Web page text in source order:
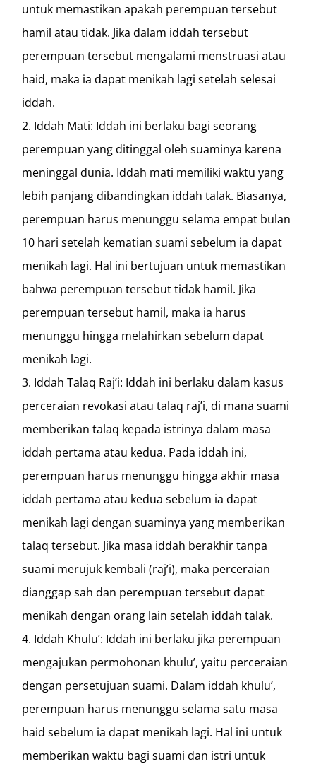
untuk memastikan apakah perempuan tersebut
hamil atau tidak. Jika dalam iddah tersebut
perempuan tersebut mengalami menstruasi atau
haid, maka ia dapat menikah lagi setelah selesai
iddah.
Iddah Mati: Iddah ini berlaku bagi seorang
perempuan yang ditinggal oleh suaminya karena
meninggal dunia. Iddah mati memiliki waktu yang
lebih panjang dibandingkan iddah talak. Biasanya,
perempuan harus menunggu selama empat bulan
10 hari setelah kematian suami sebelum ia dapat
menikah lagi. Hal ini bertujuan untuk memastikan
bahwa perempuan tersebut tidak hamil. Jika
perempuan tersebut hamil, maka ia harus
menunggu hingga melahirkan sebelum dapat
menikah lagi.
Iddah Talaq Raj’i: Iddah ini berlaku dalam kasus
perceraian revokasi atau talaq raj’i, di mana suami
memberikan talaq kepada istrinya dalam masa
iddah pertama atau kedua. Pada iddah ini,
perempuan harus menunggu hingga akhir masa
iddah pertama atau kedua sebelum ia dapat
menikah lagi dengan suaminya yang memberikan
talaq tersebut. Jika masa iddah berakhir tanpa
suami merujuk kembali (raj’i), maka perceraian
dianggap sah dan perempuan tersebut dapat
menikah dengan orang lain setelah iddah talak.
Iddah Khulu’: Iddah ini berlaku jika perempuan
mengajukan permohonan khulu’, yaitu perceraian
dengan persetujuan suami. Dalam iddah khulu’,
perempuan harus menunggu selama satu masa
haid sebelum ia dapat menikah lagi. Hal ini untuk
memberikan waktu bagi suami dan istri untuk